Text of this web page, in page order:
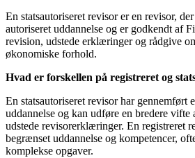
En statsautoriseret revisor er en revisor,
autoriseret uddannelse og er godkendt af
revision, udstede erklæringer og rådgive
økonomiske forhold.
Hvad er forskellen på registreret og
En statsautoriseret revisor har gennemført
uddannelse og kan udføre en bredere vifte
udstede revisorerklæringer. En registreret
begrænset uddannelse og kompetencer,
komplekse opgaver.